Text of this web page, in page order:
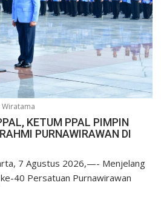
KETUM PPAL PIMPIN
PURNAWIRAWAN DI
7 Agustus 2026,—- Menjelang
40 Persatuan Purnawirawan